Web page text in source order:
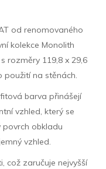
od renomovaného
kolekce Monolith
rozměry 119,8 x 29,6
použití na stěnách.
barva přinášejí
vzhled, který se
povrch obkladu
vzhled.
což zaručuje nejvyšší